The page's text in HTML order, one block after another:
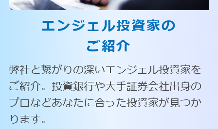
エンジェル投資家の
ご紹介
弊社と繋がりの深いエンジェル投資家を
ご紹介。投資銀行や大手証券会社出身の
プロなどあなたに合った投資家が見つか
ります。